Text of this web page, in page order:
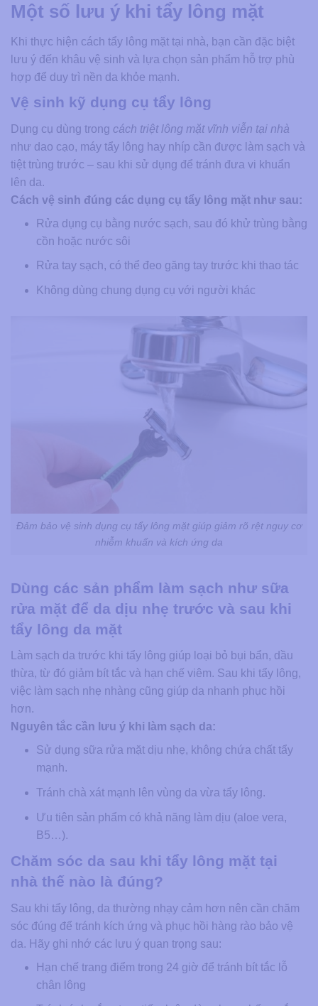
Một số lưu ý khi tẩy lông mặt
Khi thực hiện cách tẩy lông mặt tại nhà​, bạn cần đặc biệt
lưu ý đến khâu vệ sinh và lựa chọn sản phẩm hỗ trợ phù
hợp để duy trì nền da khỏe mạnh.
Vệ sinh kỹ dụng cụ tẩy lông
Dụng cụ dùng trong cách triệt lông mặt vĩnh viễn tại nhà​
như dao cạo, máy tẩy lông hay nhíp cần được làm sạch và
tiệt trùng trước – sau khi sử dụng để tránh đưa vi khuẩn
lên da.
Cách vệ sinh đúng các dụng cụ tẩy lông mặt như sau:
Rửa dụng cụ bằng nước sạch, sau đó khử trùng bằng
cồn hoặc nước sôi
Rửa tay sạch, có thể đeo găng tay trước khi thao tác
Không dùng chung dụng cụ với người khác
Đảm bảo vệ sinh dụng cụ tẩy lông mặt giúp giảm rõ rệt nguy cơ
nhiễm khuẩn và kích ứng da
Dùng các sản phẩm làm sạch như sữa
rửa mặt để da dịu nhẹ trước và sau khi
tẩy lông da mặt
Làm sạch da trước khi tẩy lông giúp loại bỏ bụi bẩn, dầu
thừa, từ đó giảm bít tắc và hạn chế viêm. Sau khi tẩy lông,
việc làm sạch nhẹ nhàng cũng giúp da nhanh phục hồi
hơn.
Nguyên tắc cần lưu ý khi làm sạch da:
Sử dụng sữa rửa mặt dịu nhẹ, không chứa chất tẩy
mạnh.
Tránh chà xát mạnh lên vùng da vừa tẩy lông.
Ưu tiên sản phẩm có khả năng làm dịu (aloe vera,
B5…).
Chăm sóc da sau khi tẩy lông mặt tại
nhà thế nào là đúng?
Sau khi tẩy lông, da thường nhạy cảm hơn nên cần chăm
sóc đúng để tránh kích ứng và phục hồi hàng rào bảo vệ
da. Hãy ghi nhớ các lưu ý quan trọng sau:
Hạn chế trang điểm trong 24 giờ để tránh bít tắc lỗ
chân lông